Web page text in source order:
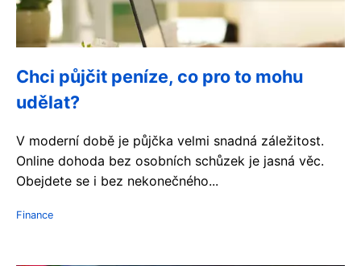
Chci půjčit peníze, co pro to mohu
udělat?
V moderní době je půjčka velmi snadná záležitost.
Online dohoda bez osobních schůzek je jasná věc.
Obejdete se i bez nekonečného...
Finance